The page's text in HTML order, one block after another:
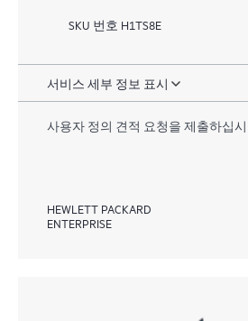
SKU 번호 H1TS8E
서비스 세부 정보 표시
사용자 정의 견적 요청을 제출하십
HEWLETT PACKARD
ENTERPRISE